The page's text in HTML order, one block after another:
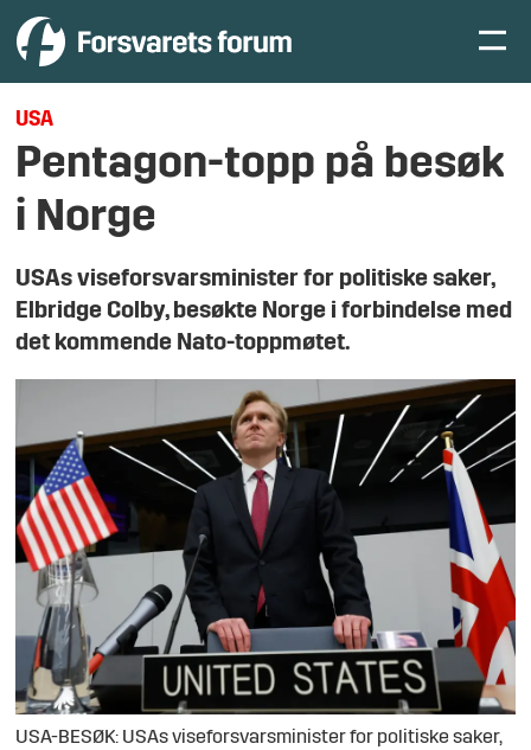
USA
Pentagon-topp på besøk
i Norge
USAs viseforsvarsminister for politiske saker,
Elbridge Colby, besøkte Norge i forbindelse med
det kommende Nato-toppmøtet.
USA-BESØK: USAs viseforsvarsminister for politiske saker,